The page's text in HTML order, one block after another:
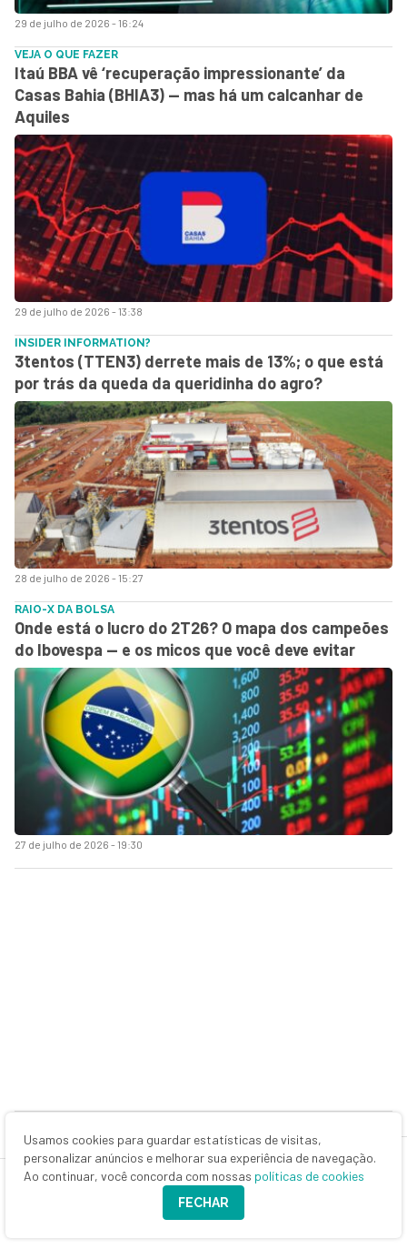
29 de julho de 2026 - 16:24
29 de julho de 2026 - 13:38
VEJA O QUE FAZER
Itaú BBA vê ‘recuperação impressionante’ da
Casas Bahia (BHIA3) — mas há um calcanhar de
Aquiles
28 de julho de 2026 - 15:27
INSIDER INFORMATION?
3tentos (TTEN3) derrete mais de 13%; o que está
por trás da queda da queridinha do agro?
27 de julho de 2026 - 19:30
RAIO-X DA BOLSA
Onde está o lucro do 2T26? O mapa dos campeões
do Ibovespa — e os micos que você deve evitar
MAIS NOTÍCIAS
Usamos cookies para guardar estatísticas de visitas,
personalizar anúncios e melhorar sua experiência de navegação.
Ao continuar, você concorda com nossas políticas de cookies
FECHAR